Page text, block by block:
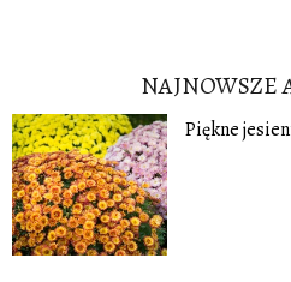
NAJNOWSZE
Piękne